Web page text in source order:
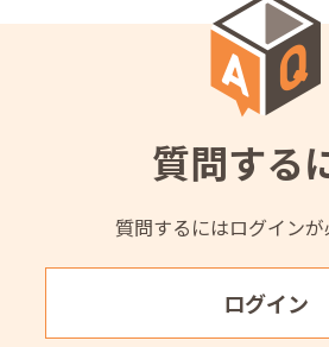
質問する
質問するにはログインが
ログイン